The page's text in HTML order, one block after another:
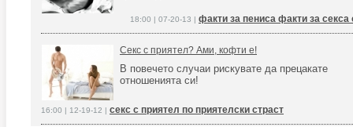
18:00 | 07-20-13 | факти за пениса факти за
Секс с приятел? Ами, кофти е!
В повечето случаи рискувате да прецакате
отношенията си!
16:00 | 12-19-12 | секс с приятел по приятелски страст